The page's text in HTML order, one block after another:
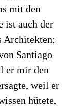
mit den
ist auch der
Architekten:
Santiago
er mir den
weil er
hütete,